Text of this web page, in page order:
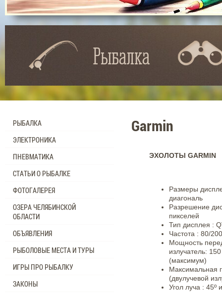
Рыбалка
Garmin
ЭХОЛОТЫ GARMIN
Размеры
диагональ
Разрешение
пикселей
Тип дисплея :
Частота : 80/
Мощность
излучатель:
(максимум)
Максимальная
(двулучевой
Угол луча : 45º
РЫБАЛКА
ЭЛЕКТРОНИКА
ПНЕВМАТИКА
СТАТЬИ О РЫБАЛКЕ
ФОТОГАЛЕРЕЯ
ОЗЕРА ЧЕЛЯБИНСКОЙ
ОБЛАСТИ
ОБЪЯВЛЕНИЯ
РЫБОЛОВЫЕ МЕСТА И ТУРЫ
ИГРЫ ПРО РЫБАЛКУ
ЗАКОНЫ